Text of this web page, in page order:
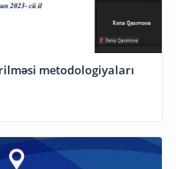
metodologiyaları